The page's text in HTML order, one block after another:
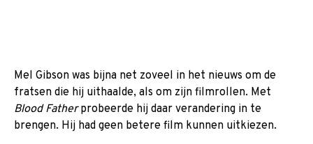
Mel Gibson was bijna net zoveel in het nieuws om de
fratsen die hij uithaalde, als om zijn filmrollen. Met
Blood Fatherprobeerde hij daar verandering in te
brengen. Hij had geen betere film kunnen uitkiezen.